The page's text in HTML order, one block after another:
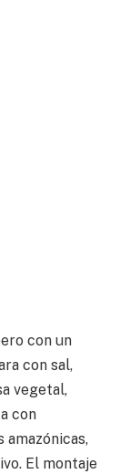
con un
con sal,
vegetal,
con
amazónicas,
El montaje